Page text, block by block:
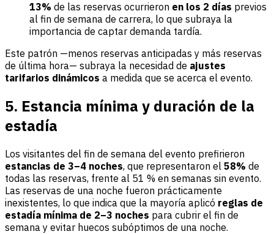
13% de las reservas ocurrieron en los 2 días previos
al fin de semana de carrera, lo que subraya la
importancia de captar demanda tardía.
Este patrón —menos reservas anticipadas y más reservas
de última hora— subraya la necesidad de ajustes
tarifarios dinámicos a medida que se acerca el evento.
5. Estancia mínima y duración de la
estadía
Los visitantes del fin de semana del evento prefirieron
estancias de 3–4 noches, que representaron el 58% de
todas las reservas, frente al 51 % en semanas sin evento.
Las reservas de una noche fueron prácticamente
inexistentes, lo que indica que la mayoría aplicó reglas de
estadía mínima de 2–3 noches para cubrir el fin de
semana y evitar huecos subóptimos de una noche.